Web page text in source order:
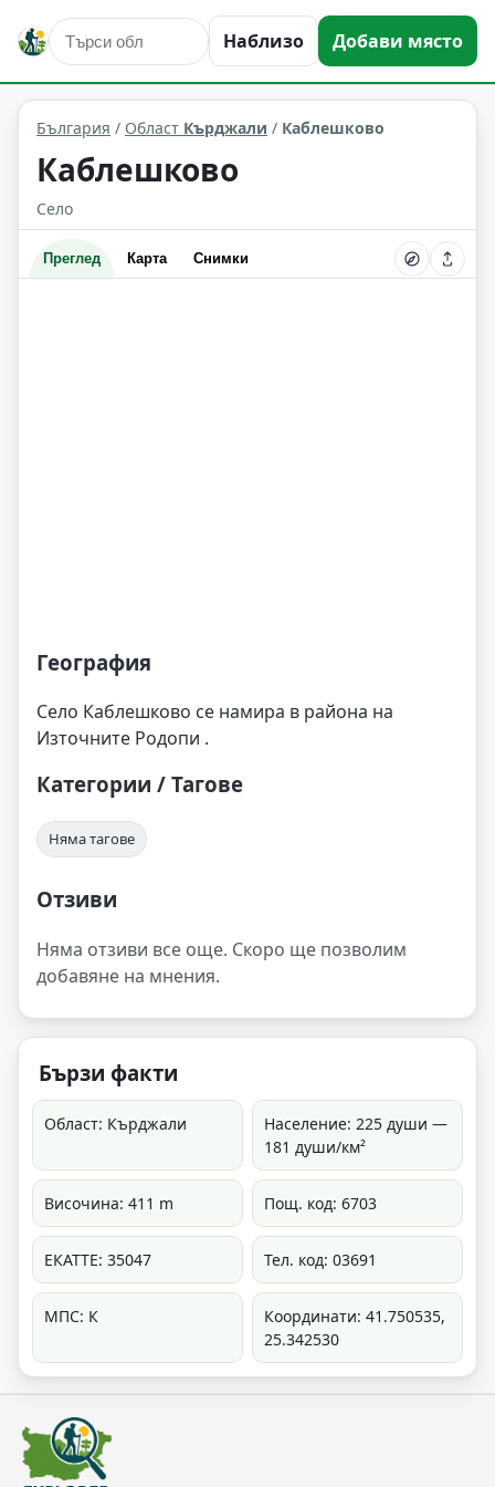
Наблизо Добави място
Каблешково Област: Кърджали
България / Област Кърджали / Каблешково
Каблешково
Село
Преглед Карта Снимки
География
Село Каблешково се намира в района на
Източните Родопи .
Категории / Тагове
Няма тагове
Отзиви
Няма отзиви все още. Скоро ще позволим
добавяне на мнения.
Бързи факти
Област: Кърджали
Население: 225 души —
181 души/км²
Височина: 411 m Пощ. код: 6703
ЕКАТТЕ: 35047 Тел. код: 03691
МПС: К
Координати: 41.750535,
25.342530